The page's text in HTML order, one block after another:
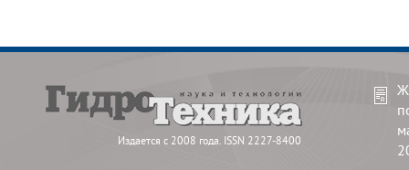
Издается с 2008 года. ISSN 2227-8400